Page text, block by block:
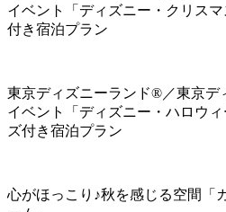
イベント「ディズニー・クリス
付き宿泊プラン
東京ディズニーランド®／東京
イベント「ディズニー・ハロウ
ズ付き宿泊プラン
心がほっこり♪秋を感じる空間「